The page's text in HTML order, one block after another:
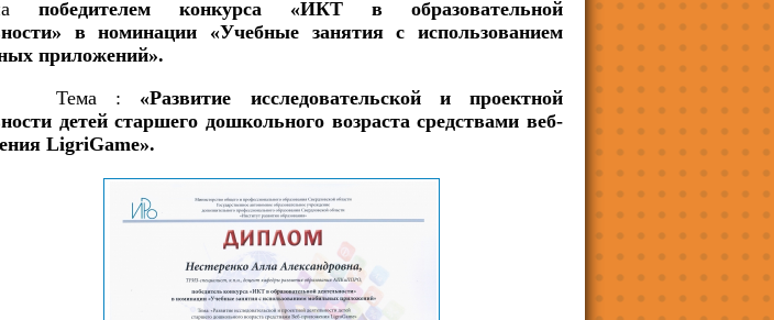
победителем конкурса «ИКТ в образовательной
в номинации «Учебные занятия с использованием
приложений».
: «Развитие исследовательской и проектной
детей старшего дошкольного возраста средствами веб-
LigriGame».